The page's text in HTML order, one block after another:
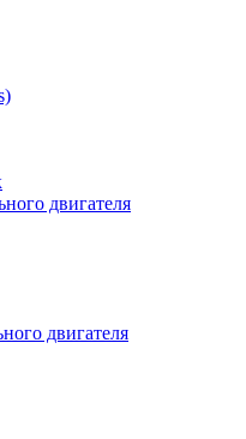
двигателя
двигателя